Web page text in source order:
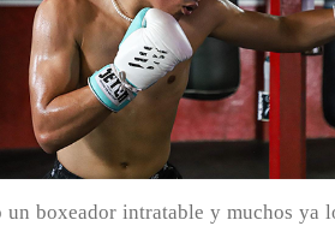
un boxeador intratable y muchos ya